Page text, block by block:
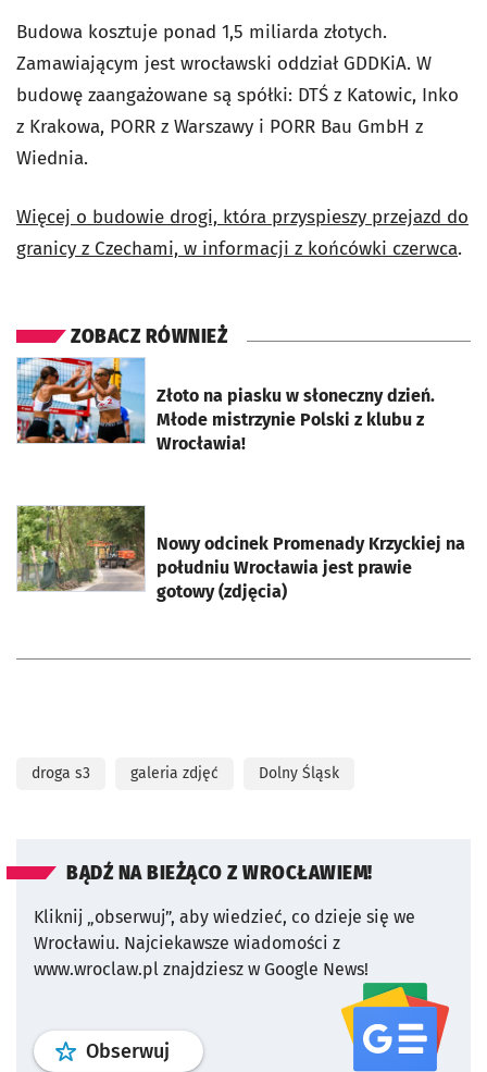
Budowa kosztuje ponad 1,5 miliarda złotych.
Zamawiającym jest wrocławski oddział GDDKiA. W
budowę zaangażowane są spółki: DTŚ z Katowic, Inko
z Krakowa, PORR z Warszawy i PORR Bau GmbH z
Wiednia.
Więcej o budowie drogi, która przyspieszy przejazd do
granicy z Czechami, w informacji z końcówki czerwca.
ZOBACZ RÓWNIEŻ
Złoto na piasku w słoneczny dzień.
Młode mistrzynie Polski z klubu z
Wrocławia!
otworzy się w nowej karcie
Nowy odcinek Promenady Krzyckiej na
południu Wrocławia jest prawie
gotowy (zdjęcia)
otworzy się w nowej karcie
droga s3 galeria zdjęć Dolny Śląsk
BĄDŹ NA BIEŻĄCO Z WROCŁAWIEM!
Kliknij „obserwuj”, aby wiedzieć, co dzieje się we
Wrocławiu. Najciekawsze wiadomości z
www.wroclaw.pl znajdziesz w Google News!
Obserwuj profil serwisu